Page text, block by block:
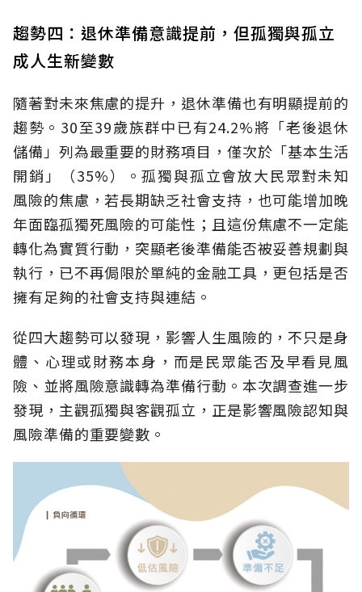
趨勢四：退休準備意識提前，但孤獨與孤立
成人生新變數
隨著對未來焦慮的提升，退休準備也有明顯提前的
趨勢。30至39歲族群中已有24.2%將「老後退休
儲備」列為最重要的財務項目，僅次於「基本生活
開銷」（35%）。孤獨與孤立會放大民眾對未知
風險的焦慮，若長期缺乏社會支持，也可能增加晚
年面臨孤獨死風險的可能性；且這份焦慮不一定能
轉化為實質行動，突顯老後準備能否被妥善規劃與
執行，已不再侷限於單純的金融工具，更包括是否
擁有足夠的社會支持與連結。
從四大趨勢可以發現，影響人生風險的，不只是身
體、心理或財務本身，而是民眾能否及早看見風
險、並將風險意識轉為準備行動。本次調查進一步
發現，主觀孤獨與客觀孤立，正是影響風險認知與
風險準備的重要變數。